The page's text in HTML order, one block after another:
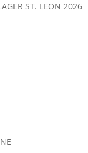
ST. LEON 2026